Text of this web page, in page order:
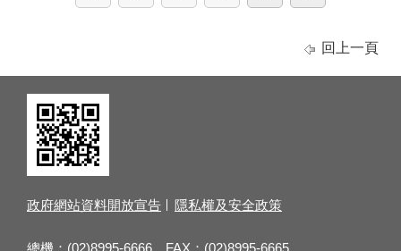
回上一頁
政府網站資料開放宣告 隱私權及安全政策
總機：(02)8995-6666 FAX：(02)8995-6665